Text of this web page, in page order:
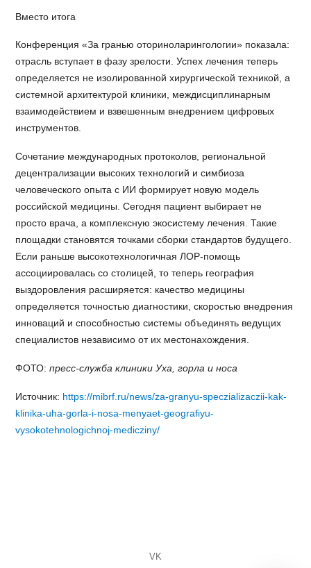
Вместо итога
Конференция «За гранью оториноларингологии» показала:
отрасль вступает в фазу зрелости. Успех лечения теперь
определяется не изолированной хирургической техникой, а
системной архитектурой клиники, междисциплинарным
взаимодействием и взвешенным внедрением цифровых
инструментов.
Сочетание международных протоколов, региональной
децентрализации высоких технологий и симбиоза
человеческого опыта с ИИ формирует новую модель
российской медицины. Сегодня пациент выбирает не
просто врача, а комплексную экосистему лечения. Такие
площадки становятся точками сборки стандартов будущего.
Если раньше высокотехнологичная ЛОР-помощь
ассоциировалась со столицей, то теперь география
выздоровления расширяется: качество медицины
определяется точностью диагностики, скоростью внедрения
инноваций и способностью системы объединять ведущих
специалистов независимо от их местонахождения.
ФОТО:пресс-служба клиники Уха, горла и носа
Источник: https://mibrf.ru/news/za-granyu-speczializaczii-kak-
klinika-uha-gorla-i-nosa-menyaet-geografiyu-
vysokotehnologichnoj-medicziny/
VK